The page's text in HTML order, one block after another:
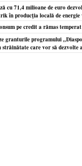
cu 71,4 milioane de euro
în producţia locală de
pe credit a rămas
granturile programului
care vor să